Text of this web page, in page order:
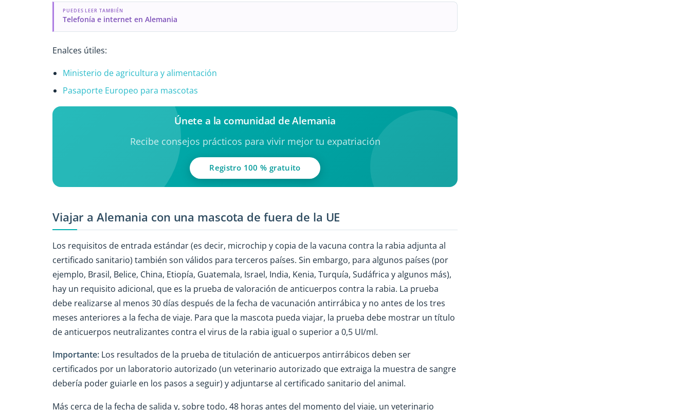
PUEDES LEER TAMBIÉN
Telefonía e internet en Alemania
Enalces útiles:
Ministerio de agricultura y alimentación
Pasaporte Europeo para mascotas
Únete a la comunidad de Alemania
Recibe consejos prácticos para vivir mejor tu expatriación
Registro 100 % gratuito
Viajar a Alemania con una mascota de fuera de la UE
Los requisitos de entrada estándar (es decir, microchip y copia de la vacuna contra la rabia adjunta al
certificado sanitario) también son válidos para terceros países. Sin embargo, para algunos países (por
ejemplo, Brasil, Belice, China, Etiopía, Guatemala, Israel, India, Kenia, Turquía, Sudáfrica y algunos más),
hay un requisito adicional, que es la prueba de valoración de anticuerpos contra la rabia. La prueba
debe realizarse al menos 30 días después de la fecha de vacunación antirrábica y no antes de los tres
meses anteriores a la fecha de viaje. Para que la mascota pueda viajar, la prueba debe mostrar un título
de anticuerpos neutralizantes contra el virus de la rabia igual o superior a 0,5 UI/ml.
Importante: Los resultados de la prueba de titulación de anticuerpos antirrábicos deben ser
certificados por un laboratorio autorizado (un veterinario autorizado que extraiga la muestra de sangre
debería poder guiarle en los pasos a seguir) y adjuntarse al certificado sanitario del animal.
Más cerca de la fecha de salida y, sobre todo, 48 horas antes del momento del viaje, un veterinario